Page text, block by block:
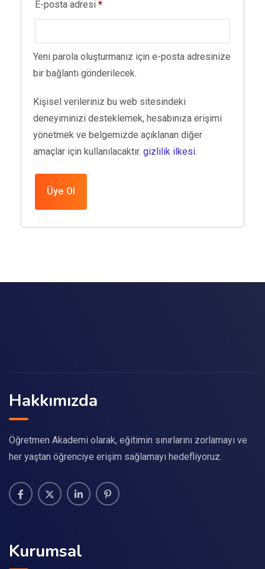
E-posta adresi *Gerekli
Yeni parola oluşturmanız için e-posta adresinize
bir bağlantı gönderilecek.
Kişisel verileriniz bu web sitesindeki
deneyiminizi desteklemek, hesabınıza erişimi
yönetmek ve belgemizde açıklanan diğer
amaçlar için kullanılacaktır. gizlilik ilkesi.
Üye Ol
Hakkımızda
Öğretmen Akademi olarak, eğitimin sınırlarını zorlamayı ve
her yaştan öğrenciye erişim sağlamayı hedefliyoruz.
Kurumsal